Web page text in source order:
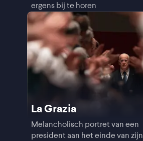
ergens bij te horen
La Grazia
Melancholisch portret van een
president aan het einde van zijn